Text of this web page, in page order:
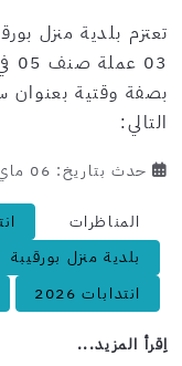
تعتزم بلدية منزل
التالي:
حدث بتاريخ: 06 ماي 2026
المناظرات
بلدية منزل بورقيبة
انتدابات 2026
اِقرأ المزيد...